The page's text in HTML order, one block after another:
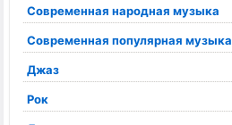
Современная народная музыка
Современная популярная музыка
Джаз
Рок